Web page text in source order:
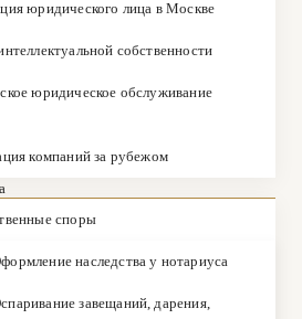
юридического лица в Москве
собственности
юридическое обслуживание
компаний за рубежом
споры
наследства у нотариуса
завещаний, дарения,